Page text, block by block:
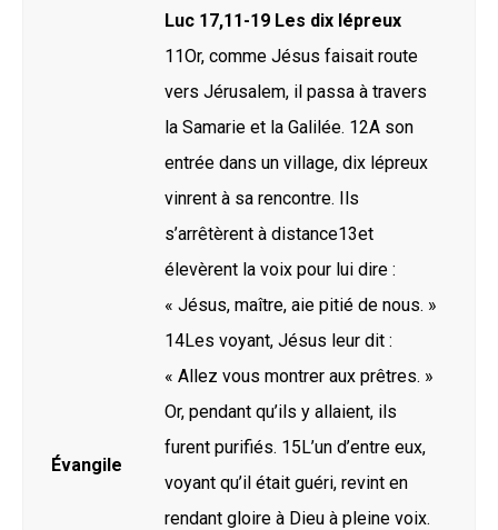
Évangile
Luc 17,11-19 Les dix lépreux
11Or, comme Jésus faisait route
vers Jérusalem, il passa à travers
la Samarie et la Galilée. 12A son
entrée dans un village, dix lépreux
vinrent à sa rencontre. Ils
s’arrêtèrent à distance13et
élevèrent la voix pour lui dire :
« Jésus, maître, aie pitié de nous. »
14Les voyant, Jésus leur dit :
« Allez vous montrer aux prêtres. »
Or, pendant qu’ils y allaient, ils
furent purifiés. 15L’un d’entre eux,
voyant qu’il était guéri, revint en
rendant gloire à Dieu à pleine voix.